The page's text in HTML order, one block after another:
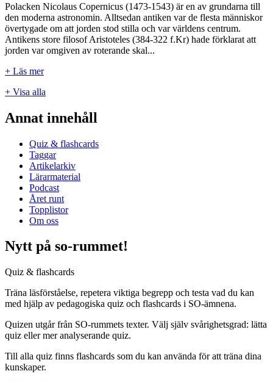
Polacken Nicolaus Copernicus (1473-1543) är en av grundarna till
den moderna astronomin. Alltsedan antiken var de flesta människor
övertygade om att jorden stod stilla och var världens centrum.
Antikens store filosof Aristoteles (384-322 f.Kr) hade förklarat att
jorden var omgiven av roterande skal...
+ Läs mer
+ Visa alla
Annat innehåll
Quiz & flashcards
Taggar
Artikelarkiv
Lärarmaterial
Podcast
Året runt
Topplistor
Om oss
Nytt på so-rummet!
Quiz & flashcards
Träna läsförståelse, repetera viktiga begrepp och testa vad du kan
med hjälp av pedagogiska quiz och flashcards i SO-ämnena.
Quizen utgår från SO-rummets texter. Välj själv svårighetsgrad: lätta
quiz eller mer analyserande quiz.
Till alla quiz finns flashcards som du kan använda för att träna dina
kunskaper.